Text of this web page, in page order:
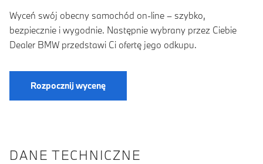
Wyceń swój obecny samochód on-line – szybko,
bezpiecznie i wygodnie. Następnie wybrany przez Ciebie
Dealer BMW przedstawi Ci ofertę jego odkupu.
Rozpocznij wycenę
DANE TECHNICZNE